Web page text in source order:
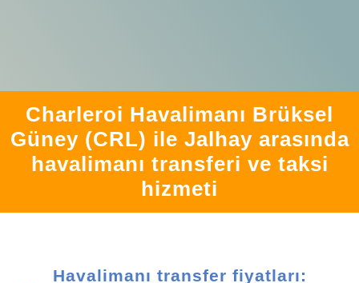
Charleroi Havalimanı Brüksel
Güney (CRL) ile Jalhay arasında
havalimanı transferi ve taksi
hizmeti
Havalimanı transfer fiyatları: